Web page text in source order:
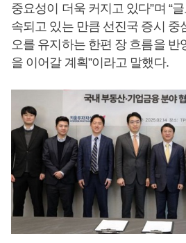
중요성이 더욱 커지고 있다”며 “
속되고 있는 만큼 선진국 증시 중
오를 유지하는 한편 장 흐름을 반
을 이어갈 계획”이라고 말했다.